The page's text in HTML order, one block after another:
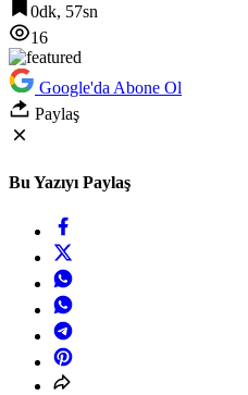
0dk, 57sn
16
Google'da Abone Ol
Paylaş
Bu Yazıyı Paylaş